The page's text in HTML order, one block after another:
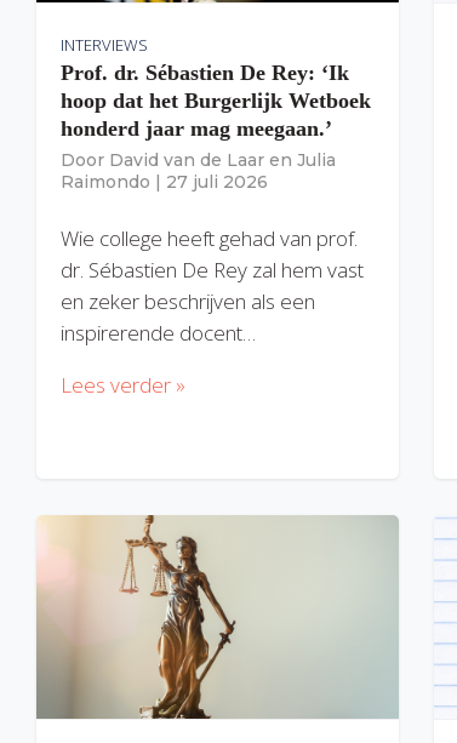
INTERVIEWS
Prof. dr. Sébastien De Rey: ‘Ik
hoop dat het Burgerlijk Wetboek
honderd jaar mag meegaan.’
Door David van de Laar en Julia
Raimondo | 27 juli 2026
Wie college heeft gehad van prof.
dr. Sébastien De Rey zal hem vast
en zeker beschrijven als een
inspirerende docent…
Lees verder »